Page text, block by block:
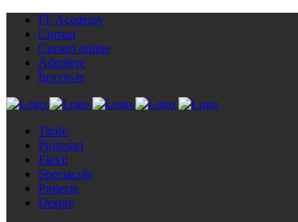
FF Academy
Cursuri
Cursuri online
Admitere
Înscrie-te
Tarife
Profesori
Elevii
Spectacole
Proiecte
Despre